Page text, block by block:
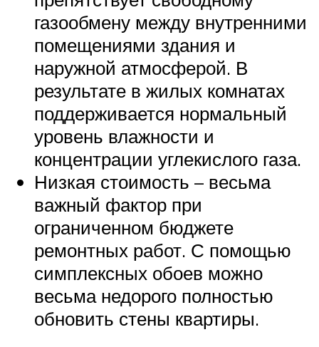
газообмену между внутренними
помещениями здания и
наружной атмосферой. В
результате в жилых комнатах
поддерживается нормальный
уровень влажности и
концентрации углекислого газа.
Низкая стоимость – весьма
важный фактор при
ограниченном бюджете
ремонтных работ. С помощью
симплексных обоев можно
весьма недорого полностью
обновить стены квартиры.